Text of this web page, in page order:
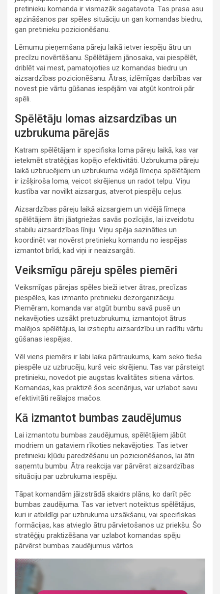
pretinieku komanda ir vismazāk sagatavota. Tas prasa asu
apzināšanos par spēles situāciju un gan komandas biedru,
gan pretinieku pozicionēšanu.
Lēmumu pieņemšana pāreju laikā ietver iespēju ātru un
precīzu novērtēšanu. Spēlētājiem jānosaka, vai piespēlēt,
driblēt vai mest, pamatojoties uz komandas biedru un
aizsardzības pozicionēšanu. Ātras, izlēmīgas darbības var
novest pie vārtu gūšanas iespējām vai atgūt kontroli pār
spēli.
Spēlētāju lomas aizsardzības un
uzbrukuma pārejās
Katram spēlētājam ir specifiska loma pāreju laikā, kas var
ietekmēt stratēģijas kopējo efektivitāti. Uzbrukuma pāreju
laikā uzbrucējiem un uzbrukuma vidējā līmeņa spēlētājiem
ir izšķiroša loma, veicot skrējienus un radot telpu. Viņu
kustība var novilkt aizsargus, atverot piespēļu ceļus.
Aizsardzības pāreju laikā aizsargiem un vidējā līmeņa
spēlētājiem ātri jāatgriežas savās pozīcijās, lai izveidotu
stabilu aizsardzības līniju. Viņu spēja sazināties un
koordinēt var novērst pretinieku komandu no iespējas
izmantot brīdi, kad viņi ir neaizsargāti.
Veiksmīgu pāreju spēles piemēri
Veiksmīgas pārejas spēles bieži ietver ātras, precīzas
piespēles, kas izmanto pretinieku dezorganizāciju.
Piemēram, komanda var atgūt bumbu savā pusē un
nekavējoties uzsākt pretuzbrukumu, izmantojot ātrus
malējos spēlētājus, lai izstieptu aizsardzību un radītu vārtu
gūšanas iespējas.
Vēl viens piemērs ir labi laika pārtraukums, kam seko tieša
piespēle uz uzbrucēju, kurš veic skrējienu. Tas var pārsteigt
pretinieku, novedot pie augstas kvalitātes sitiena vārtos.
Komandas, kas praktizē šos scenārijus, var uzlabot savu
efektivitāti reālajos mačos.
Kā izmantot bumbas zaudējumus
Lai izmantotu bumbas zaudējumus, spēlētājiem jābūt
modriem un gataviem rīkoties nekavējoties. Tas ietver
pretinieku kļūdu paredzēšanu un pozicionēšanos, lai ātri
saņemtu bumbu. Ātra reakcija var pārvērst aizsardzības
situāciju par uzbrukuma iespēju.
Tāpat komandām jāizstrādā skaidrs plāns, ko darīt pēc
bumbas zaudējuma. Tas var ietvert noteiktus spēlētājus,
kuri ir atbildīgi par uzbrukuma uzsākšanu, vai specifiskas
formācijas, kas atvieglo ātru pārvietošanos uz priekšu. Šo
stratēģiju praktizēšana var uzlabot komandas spēju
pārvērst bumbas zaudējumus vārtos.